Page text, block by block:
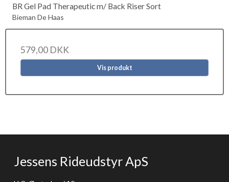
BR Gel Pad Therapeutic m/ Back Riser Sort
Bieman De Haas
579,00 DKK
Vis produkt
Jessens Rideudstyr ApS